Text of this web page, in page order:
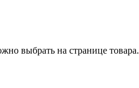
выбрать на странице товара.